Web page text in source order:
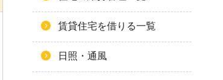
賃貸住宅を借りる一覧
日照・通風